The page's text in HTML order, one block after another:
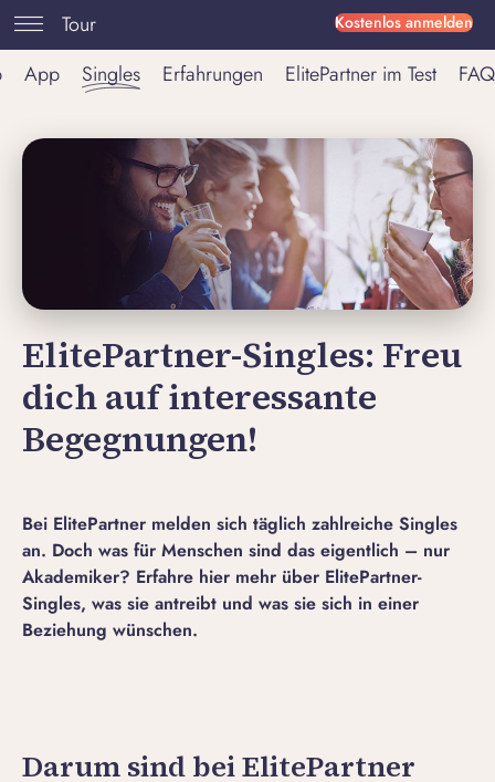
Kostenlos anmelden
Tour
App Singles Erfahrungen ElitePartner im Test FAQ
ElitePartner-Singles: Freu
dich auf interessante
Begegnungen!
Bei ElitePartner melden sich täglich zahlreiche Singles
an. Doch was für Menschen sind das eigentlich – nur
Akademiker? Erfahre hier mehr über ElitePartner-
Singles, was sie antreibt und was sie sich in einer
Beziehung wünschen.
Darum sind bei ElitePartner